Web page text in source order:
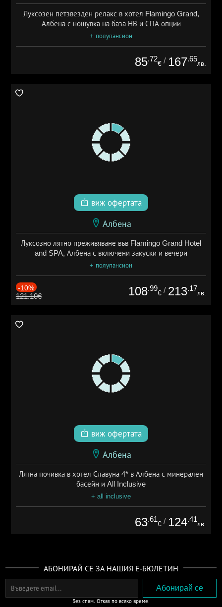
Луксозен петзвезден релакс в хотел Flamingo Grand,
Албена с нощувка на база НВ и СПА опции
+ полупансион
85.72
€ / 167.65
лв.
виж офертата
Албена
Луксозно лятно преживяване във Flamingo Grand Hotel
and SPA, Албена с включени закуски и вечери
+ полупансион
-10%
121.10€ 108.99
€ / 213.17
лв.
виж офертата
Албена
Лятна почивка в хотел Славуна 4* в Албена с минерален
басейн и All Inclusive
+ all inclusive
63.61
€ / 124.41
лв.
АБОНИРАЙ СЕ ЗА НАШИЯ Е-БЮЛЕТИН
Без спам. Отказ по всяко време.